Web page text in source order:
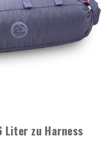
Liter zu Harness